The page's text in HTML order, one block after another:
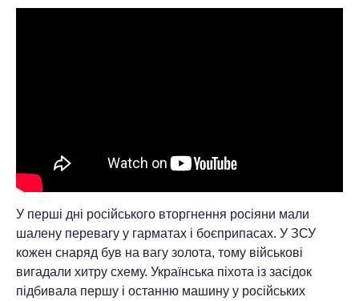
У перші дні російського вторгнення росіяни мали
шалену перевагу у гарматах і боєприпасах. У ЗСУ
кожен снаряд був на вагу золота, тому військові
вигадали хитру схему. Українська піхота із засідок
підбивала першу і останню машину у російських